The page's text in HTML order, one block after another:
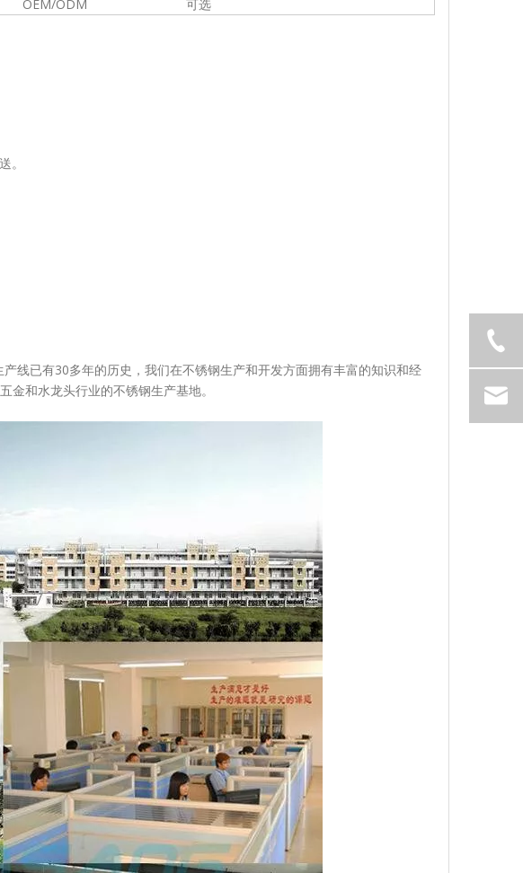
OEM/ODM 可选
。
线已有30多年的历史，我们在不锈钢生产和开发方面拥有丰富的知识和经
金和水龙头行业的不锈钢生产基地。